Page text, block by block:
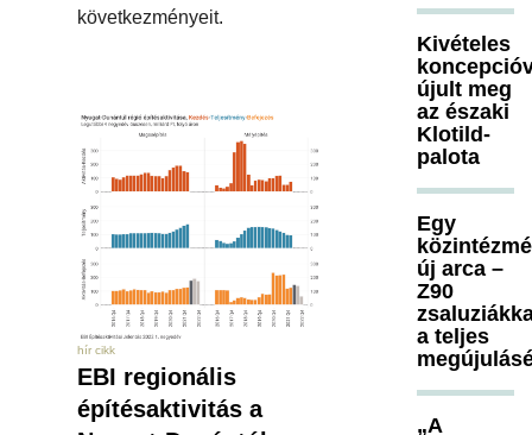
következményeit.
hír cikk
EBI regionális
építésaktivitás a
Kivételes
újult meg
az északi
Klotild-
palota
Egy
új arca –
Z90
a teljes
„A